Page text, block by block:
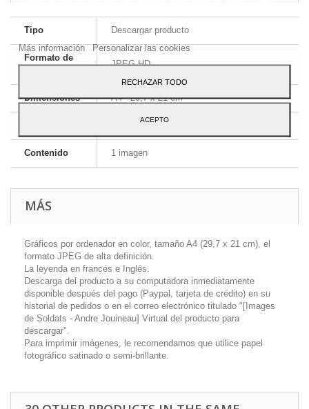
Tipo Descargar producto
Formato de
JPEG HD
Dimensiones A4 - 29,7 x 21 cm
Inglés y francés
Contenido 1 imagen
MÁS
Gráficos por ordenador en color, tamaño A4 (29,7 x 21 cm), el
formato JPEG de alta definición.
La leyenda en francés e Inglés.
Descarga del producto a su computadora inmediatamente
disponible después del pago (Paypal, tarjeta de crédito) en su
historial de pedidos o en el correo electrónico titulado "[Images
de Soldats - Andre Jouineau] Virtual del producto para
descargar".
Para imprimir imágenes, le recomendamos que utilice papel
fotográfico satinado o semi-brillante.
preferencias mediante el análisis de sus hábitos de navegación.
Para dar su consentimiento sobre su uso pulse el botón Acepto.
Más información Personalizar las cookies
RECHAZAR TODO
ACEPTO